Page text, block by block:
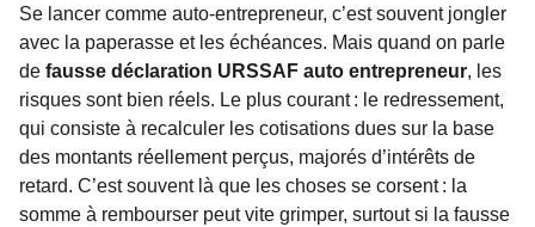
Se lancer comme auto-entrepreneur, c’est souvent jongler
avec la paperasse et les échéances. Mais quand on parle
de fausse déclaration URSSAF auto entrepreneur, les
risques sont bien réels. Le plus courant : le redressement,
qui consiste à recalculer les cotisations dues sur la base
des montants réellement perçus, majorés d’intérêts de
retard. C’est souvent là que les choses se corsent : la
somme à rembourser peut vite grimper, surtout si la fausse